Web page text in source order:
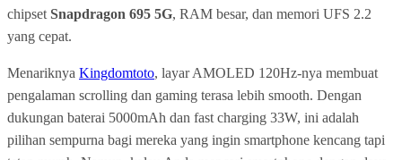
chipset Snapdragon 695 5G, RAM besar, dan memori UFS 2.2
yang cepat.
Menariknya Kingdomtoto, layar AMOLED 120Hz-nya membuat
pengalaman scrolling dan gaming terasa lebih smooth. Dengan
dukungan baterai 5000mAh dan fast charging 33W, ini adalah
pilihan sempurna bagi mereka yang ingin smartphone kencang tapi